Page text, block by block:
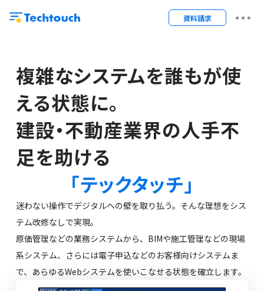
資料請求
複雑なシステムを誰もが使
える状態に。
建設・不動産業界の人手不
足を助ける
「テックタッチ」
迷わない操作でデジタルへの壁を取り払う。そんな理想をシス
テム改修なしで実現。
原価管理などの業務システムから、BIMや施工管理などの現場
系システム、さらには電子申込などのお客様向けシステムま
で、あらゆるWebシステムを使いこなせる状態を確立します。